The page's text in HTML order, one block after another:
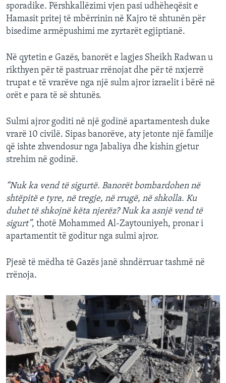
sporadike. Përshkallëzimi vjen pasi udhëheqësit e
Hamasit pritej të mbërrinin në Kajro të shtunën për
bisedime armëpushimi me zyrtarët egjiptianë.
Në qytetin e Gazës, banorët e lagjes Sheikh Radwan u
rikthyen për të pastruar rrënojat dhe për të nxjerrë
trupat e të vrarëve nga një sulm ajror izraelit i bërë në
orët e para të së shtunës.
Sulmi ajror goditi në një godinë apartamentesh duke
vrarë 10 civilë. Sipas banorëve, aty jetonte një familje
që ishte zhvendosur nga Jabaliya dhe kishin gjetur
strehim në godinë.
“Nuk ka vend të sigurtë. Banorët bombardohen në
shtëpitë e tyre, në tregje, në rrugë, në shkolla. Ku
duhet të shkojnë këta njerëz? Nuk ka asnjë vend të
sigurt”, thotë Mohammed Al-Zaytouniyeh, pronar i
apartamentit të goditur nga sulmi ajror.
Pjesë të mëdha të Gazës janë shndërruar tashmë në
rrënoja.